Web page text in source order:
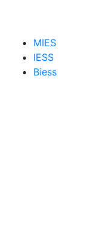
MIES
IESS
Biess